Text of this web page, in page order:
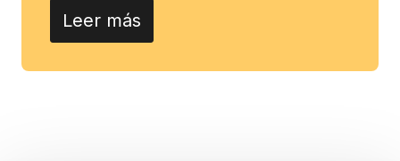
Leer más